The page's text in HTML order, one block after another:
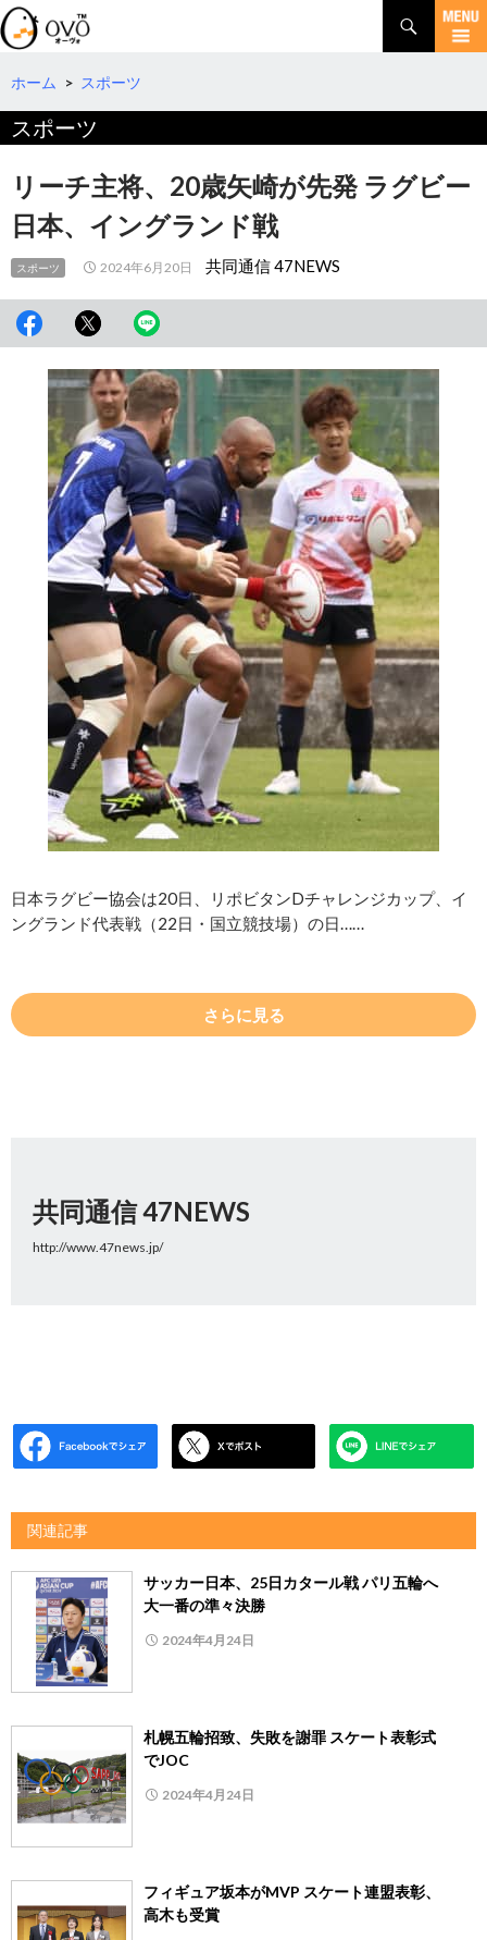
検
索
コ
テ
へ
ホーム > スポーツ
スポーツ
リーチ主将、20歳矢崎が先発 ラグビー
日本、イングランド戦
スポーツ 2024年6月20日 共同通信 47NEWS
日本ラグビー協会は20日、リポビタンDチャレンジカップ、イ
ングランド代表戦（22日・国立競技場）の日……
さらに見る
共同通信 47NEWS
http://www.47news.jp/
関連記事
サッカー日本、25日カタール戦 パリ五輪へ
大一番の準々決勝
2024年4月24日
札幌五輪招致、失敗を謝罪 スケート表彰式
でJOC
2024年4月24日
フィギュア坂本がMVP スケート連盟表彰、
高木も受賞